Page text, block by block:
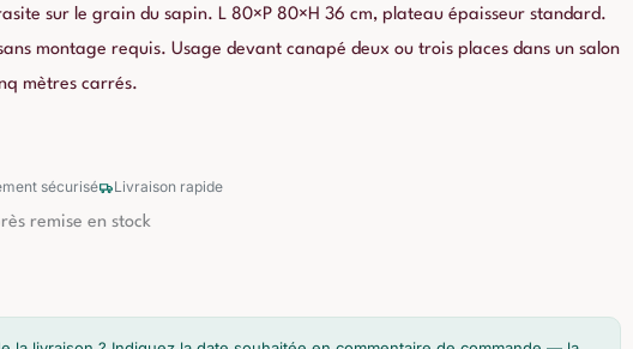
sur le grain du sapin. L 80×P 80×H 36 cm, plateau épaisseur standard.
montage requis. Usage devant canapé deux ou trois places dans un salon
mètres carrés.
sécurisé
Livraison rapide
remise en stock